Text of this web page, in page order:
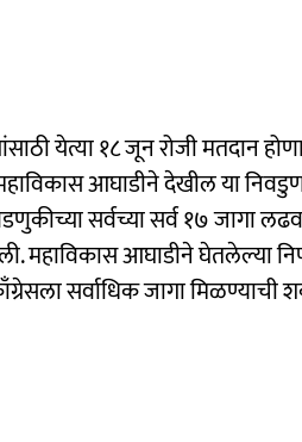
येत्या १८ जून रोजी मतदान
आघाडीने देखील या
सर्वच्या सर्व १७ जागा
महाविकास आघाडीने घेतलेल्या
सर्वाधिक जागा